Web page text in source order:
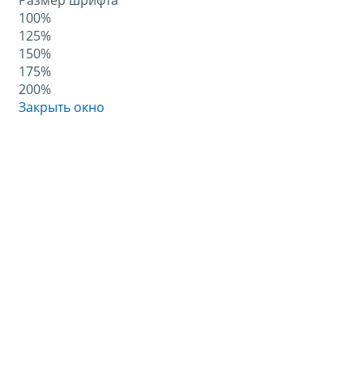
100%
125%
150%
175%
200%
Закрыть окно